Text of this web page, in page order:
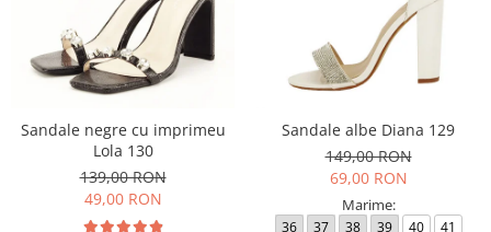
Sandale negre cu imprimeu
Lola 130
139,00 RON
49,00 RON
Sandale albe Diana 129
149,00 RON
69,00 RON
Marime:
36 37 38 39 40 41